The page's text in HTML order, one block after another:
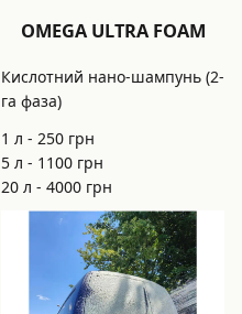
OMEGA ULTRA FOAM
Кислотний нано-шампунь (2-
га фаза)
1 л - 250 грн
5 л - 1100 грн
20 л - 4000 грн